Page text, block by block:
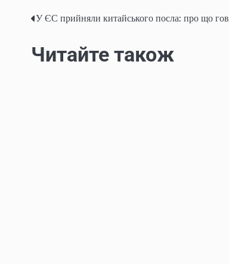
Post
navigation
У ЄС прийняли китайського посла: про що
Читайте також